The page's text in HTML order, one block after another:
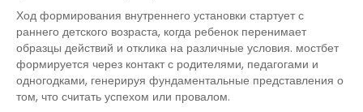
Ход формирования внутреннего установки стартует с
раннего детского возраста, когда ребенок перенимает
образцы действий и отклика на различные условия. мостбет
формируется через контакт с родителями, педагогами и
одногодками, генерируя фундаментальные представления о
том, что считать успехом или провалом.